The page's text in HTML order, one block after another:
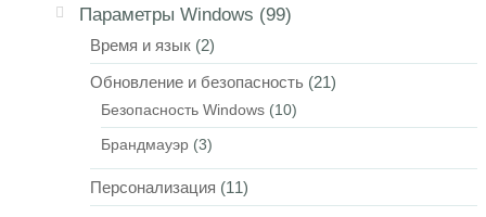
Параметры Windows (99)
Время и язык (2)
Обновление и безопасность (21)
Безопасность Windows (10)
Брандмауэр (3)
Персонализация (11)